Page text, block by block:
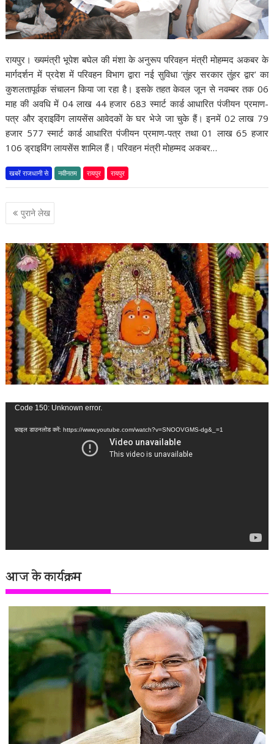
रायपुर। ख्यमंत्री भूपेश बघेल की मंशा के अनुरूप परिवहन मंत्री मोहम्मद अकबर के
मार्गदर्शन में प्रदेश में परिवहन विभाग द्वारा नई सुविधा ‘तुंहर सरकार तुंहर द्वार’ का
कुशलतापूर्वक संचालन किया जा रहा है। इसके तहत केवल जून से नवम्बर तक 06
माह की अवधि में 04 लाख 44 हजार 683 स्मार्ट कार्ड आधारित पंजीयन प्रमाण-
पत्र और ड्राइविंग लायसेंस आवेदकों के घर भेजे जा चुके हैं। इनमें 02 लाख 79
हजार 577 स्मार्ट कार्ड आधारित पंजीयन प्रमाण-पत्र तथा 01 लाख 65 हजार
106 ड्राइविंग लायसेंस शामिल हैं। परिवहन मंत्री मोहम्मद अकबर…
खबरें राजधानी से नवीनतम रायपुर रायपुर
पोस्ट्स
नेविगेशन
पुराने लेख
वीडियो
Code 150: Unknown error.
फ़ाइल डाउनलोड करें: https://www.youtube.com/watch?v=SNOOVGMS-dg&_=1
आज के कार्यक्रम